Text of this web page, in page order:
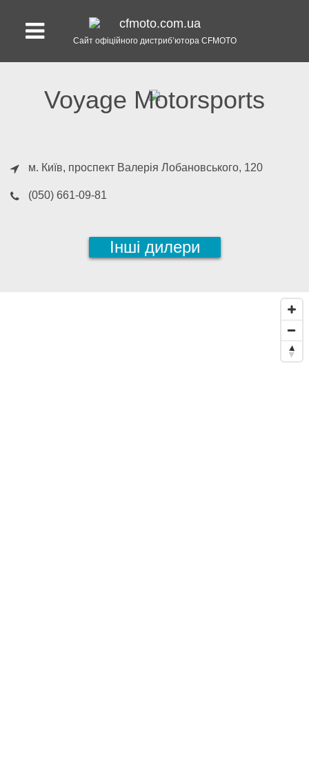
Сайт офіційного дистриб’ютора CFMOTO
Voyage Motorsports
м. Київ, проспект Валерія Лобановського, 120
(050) 661-09-81
Інші дилери